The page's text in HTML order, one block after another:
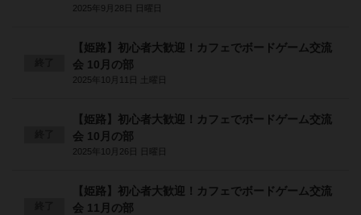
2025年9月28日 日曜日
【姫路】初心者大歓迎！カフェでボードゲーム交流
会 10月の部
2025年10月11日 土曜日
【姫路】初心者大歓迎！カフェでボードゲーム交流
会 10月の部
2025年10月26日 日曜日
【姫路】初心者大歓迎！カフェでボードゲーム交流
会 11月の部